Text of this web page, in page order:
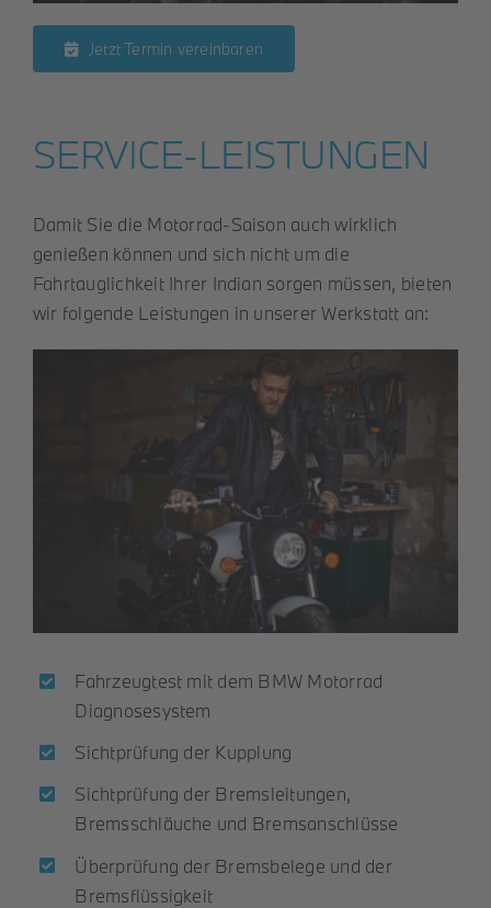
Jetzt Termin vereinbaren
SERVICE-LEISTUNGEN
Damit Sie die Motorrad-Saison auch wirklich
genießen können und sich nicht um die
Fahrtauglichkeit Ihrer Indian sorgen müssen, bieten
wir folgende Leistungen in unserer Werkstatt an:
Fahrzeugtest mit dem BMW Motorrad
Diagnosesystem
Sichtprüfung der Kupplung
Sichtprüfung der Bremsleitungen,
Bremsschläuche und Bremsanschlüsse
Überprüfung der Bremsbelege und der
Bremsflüssigkeit